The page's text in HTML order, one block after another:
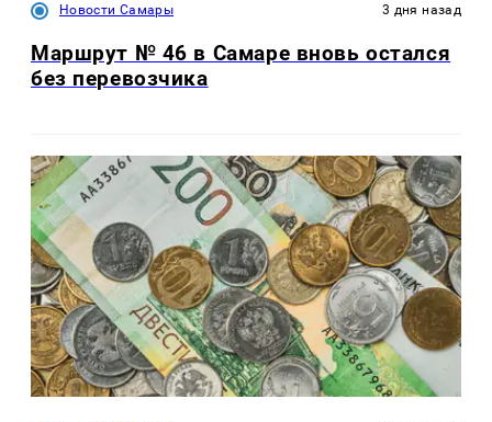
Новости Самары 3 дня назад
Маршрут № 46 в Самаре вновь остался
без перевозчика